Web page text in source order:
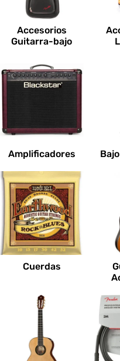
e
s
:
Accesorios
Guitarra-bajo
Amplificadores
Cuerdas